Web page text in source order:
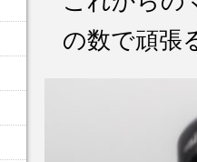
の数で頑張